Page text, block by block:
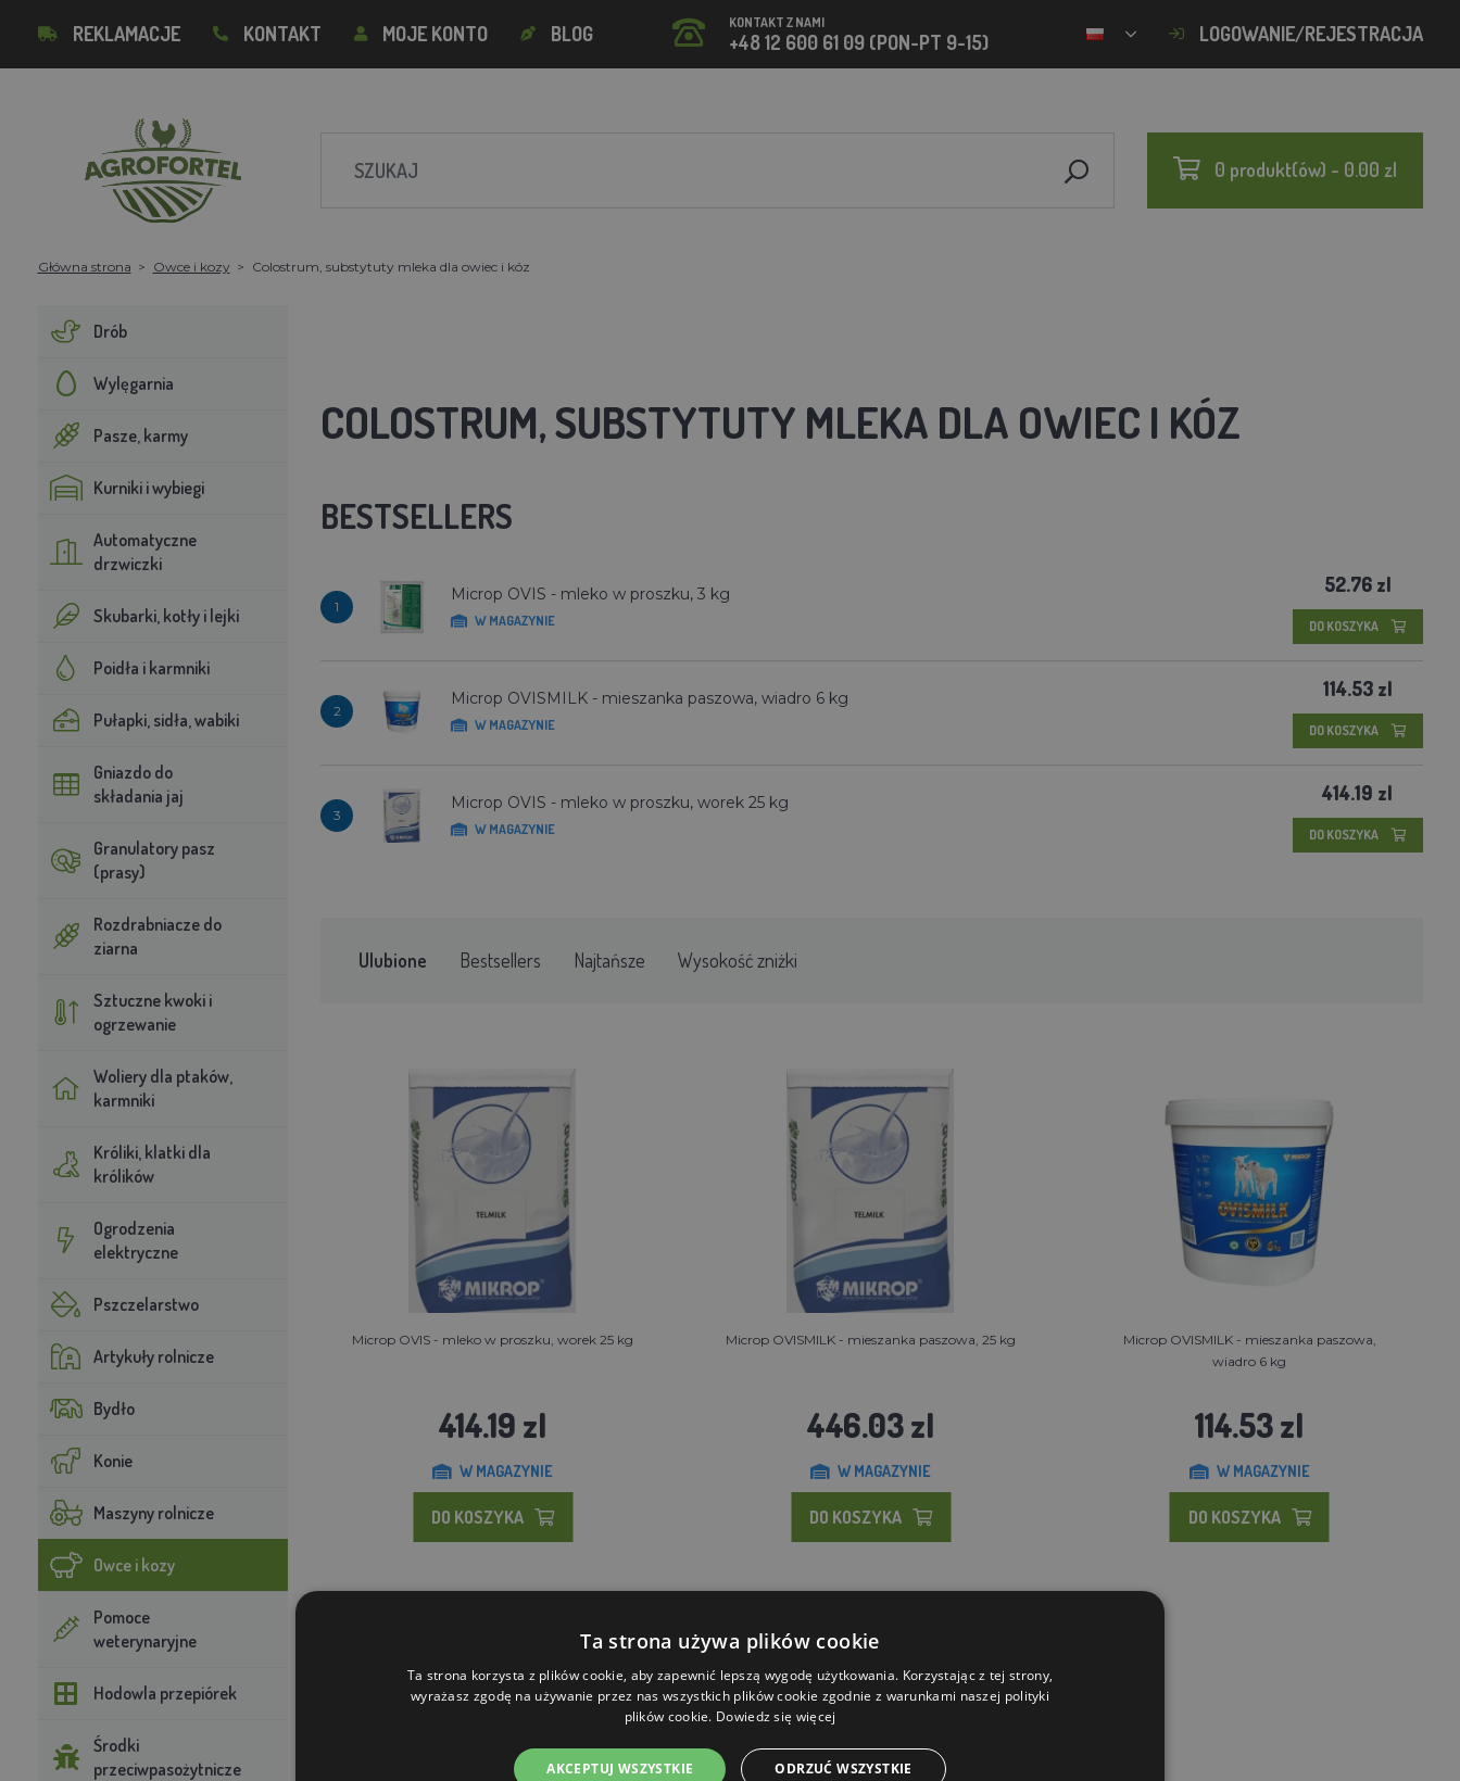
REKLAMACJE KONTAKT MOJE KONTO BLOG KONTAKT Z NAMI
+48 12 600 61 09 (PON-PT 9-15) LOGOWANIE/REJESTRACJA
0 produkt(ów) - 0.00 zl
Główna strona Owce i kozy Colostrum, substytuty mleka dla owiec i kóz
Drób
Wylęgarnia
Pasze, karmy
Kurniki i wybiegi
Automatyczne
drzwiczki
Skubarki, kotły i lejki
Poidła i karmniki
Pułapki, sidła, wabiki
Gniazdo do
składania jaj
Granulatory pasz
(prasy)
Rozdrabniacze do
ziarna
Sztuczne kwoki i
ogrzewanie
Woliery dla ptaków,
karmniki
Króliki, klatki dla
królików
Ogrodzenia
elektryczne
Pszczelarstwo
Artykuły rolnicze
Bydło
Konie
Maszyny rolnicze
Owce i kozy
Pomoce
weterynaryjne
Hodowla przepiórek
Środki
przeciwpasożytnicze
COLOSTRUM, SUBSTYTUTY MLEKA DLA OWIEC I KÓZ
BESTSELLERS
1
Microp OVIS - mleko w proszku, 3 kg
W MAGAZYNIE
52.76 zl
DO KOSZYKA
2
Microp OVISMILK - mieszanka paszowa, wiadro 6 kg
W MAGAZYNIE
114.53 zl
DO KOSZYKA
3
Microp OVIS - mleko w proszku, worek 25 kg
W MAGAZYNIE
414.19 zl
DO KOSZYKA
Ulubione Bestsellers Najtańsze Wysokość zniżki
Microp OVIS - mleko w proszku, worek 25 kg
414.19 zl
W MAGAZYNIE
DO KOSZYKA
Microp OVISMILK - mieszanka paszowa, 25 kg
446.03 zl
W MAGAZYNIE
DO KOSZYKA
Microp OVISMILK - mieszanka paszowa,
wiadro 6 kg
114.53 zl
W MAGAZYNIE
DO KOSZYKA
Ta strona używa plików cookie
Ta strona korzysta z plików cookie, aby zapewnić lepszą wygodę użytkowania. Korzystając z tej strony,
wyrażasz zgodę na używanie przez nas wszystkich plików cookie zgodnie z warunkami naszej polityki
plików cookie. Dowiedz się więcej
AKCEPTUJ WSZYSTKIE ODRZUĆ WSZYSTKIE